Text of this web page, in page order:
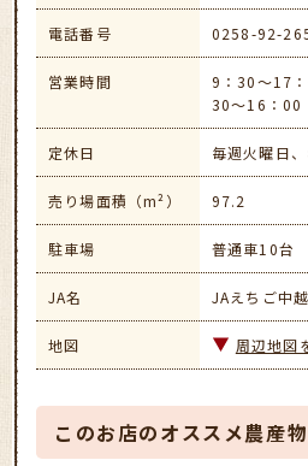
電話番号 0258-92-
営業時間
9：30～17
30～16：00
定休日 毎週火曜日
売り場面積（m²） 97.2
駐車場 普通車10台
JA名 JAえちご中越
地図 周辺地図
このお店のオススメ農産物